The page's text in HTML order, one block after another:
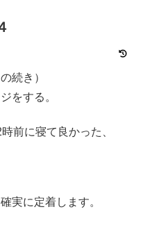
続き）
をする。
前に寝て良かった、
実に定着します。